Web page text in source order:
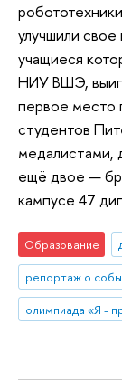
улучшили
учащиеся
НИУ ВШЭ,
первое место
студентов
медалистами,
ещё двое —
кампусе 47
Образование
репортаж о
олимпиада «Я -